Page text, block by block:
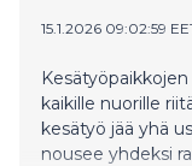
15.1.2026 09:02:59
kaikille nuorille
kesätyö jää yhä
nousee yhdeksi